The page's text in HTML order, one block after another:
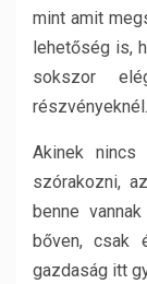
mint amit
lehetőség is,
sokszor
részvényeknél.
Akinek nincs
szórakozni,
benne
bőven, csak
gazdaság itt